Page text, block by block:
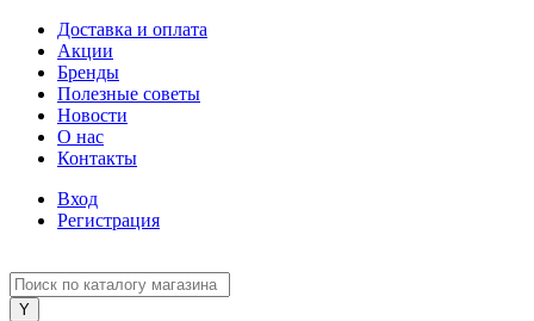
Доставка и оплата
Акции
Бренды
Полезные советы
Новости
О нас
Контакты
Вход
Регистрация